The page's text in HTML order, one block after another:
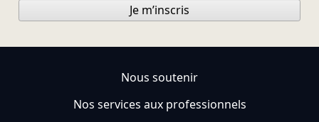
Je m’inscris
Nous soutenir
Nos services aux professionnels